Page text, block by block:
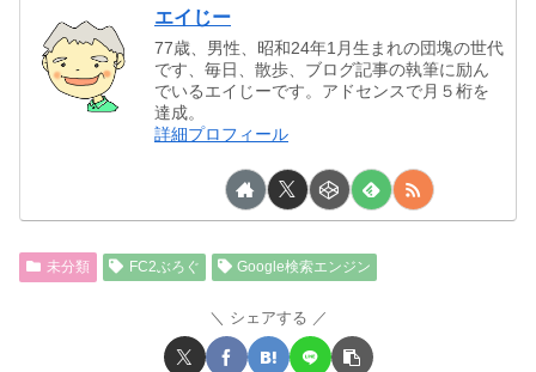
エイじー
77歳、男性、昭和24年1月生まれの団塊の世代
です、毎日、散歩、ブログ記事の執筆に励ん
でいるエイじーです。アドセンスで月５桁を
達成。
詳細プロフィール
未分類 FC2ぶろぐ Google検索エンジン
シェアする